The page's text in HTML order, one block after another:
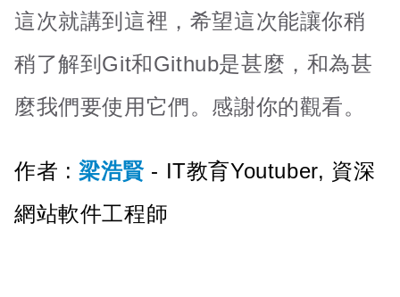
這次就講到這裡，希望這次能讓你稍
稍了解到Git和Github是甚麼，和為甚
麼我們要使用它們。感謝你的觀看。
作者 : 梁浩賢- IT教育Youtuber, 資深
網站軟件工程師